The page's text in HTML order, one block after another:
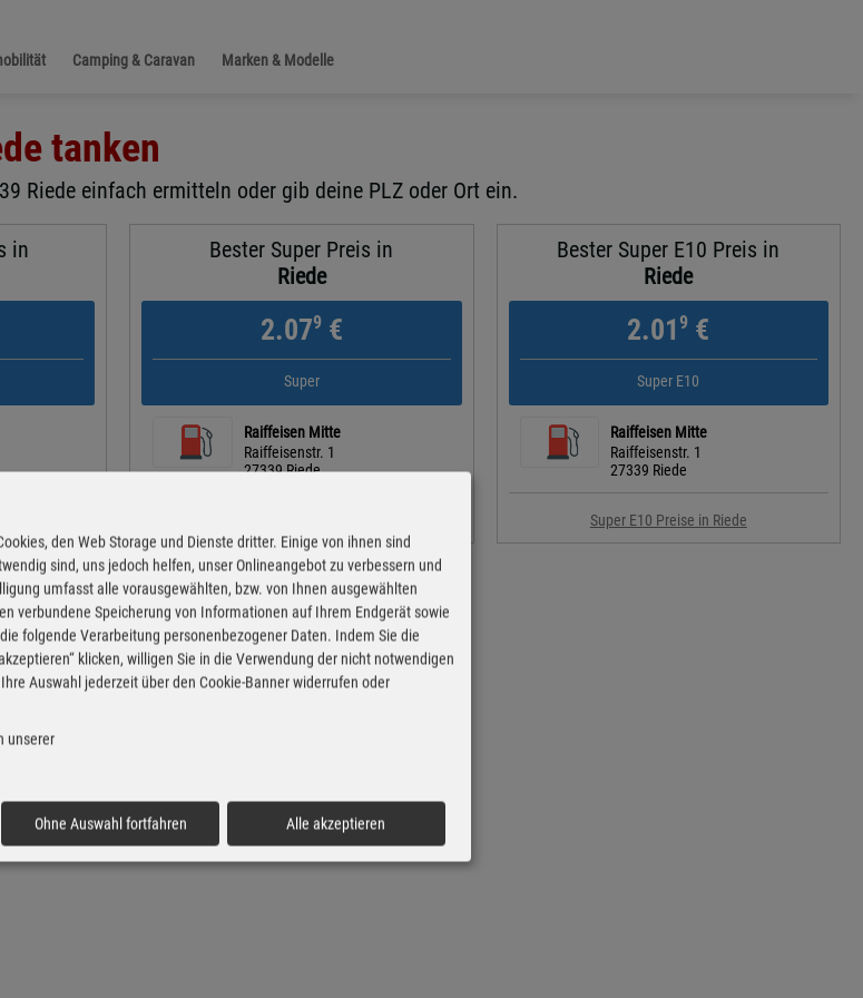
Camping & Caravan Marken & Modelle
tanken
Riede einfach ermitteln oder gib deine PLZ oder Ort ein.
in
Bester Super Preis in
Riede
2.079€
Super
Raiffeisen Mitte
Raiffeisenstr. 1
27339 Riede
Bester Super E10 Preis in
Riede
2.019 €
Super E10
Raiffeisen Mitte
Raiffeisenstr. 1
27339 Riede
Super E10 Preise in Riede
den Web Storage und Dienste dritter. Einige von ihnen sind
sind, uns jedoch helfen, unser Onlineangebot zu verbessern und
umfasst alle vorausgewählten, bzw. von Ihnen ausgewählten
verbundene Speicherung von Informationen auf Ihrem Endgerät sowie
folgende Verarbeitung personenbezogener Daten. Indem Sie die
klicken, willigen Sie in die Verwendung der nicht notwendigen
Auswahl jederzeit über den Cookie-Banner widerrufen oder
unserer
Ohne Auswahl fortfahren Alle akzeptieren